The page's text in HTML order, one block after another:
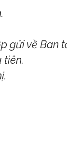
gửi về Ban
tiên.